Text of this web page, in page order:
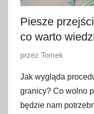
Piesze
co warto
O
u
b
l
przez Tomek
Jak wygląda
granicy? Co wolno
będzie nam